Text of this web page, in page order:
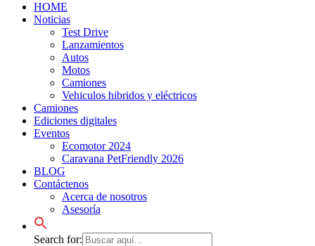
HOME
Noticias
Test Drive
Lanzamientos
Autos
Motos
Camiones
Vehiculos hibridos y eléctricos
Camiones
Ediciones digitales
Eventos
Ecomotor 2024
Caravana PetFriendly 2026
BLOG
Contáctenos
Acerca de nosotros
Asesoría
Search for: